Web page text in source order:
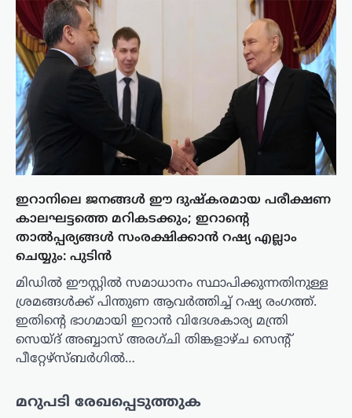
ഇറാനിലെ ജനങ്ങൾ ഈ ദുഷ്‌കരമായ പരീക്ഷണ
കാലഘട്ടത്തെ മറികടക്കും; ഇറാന്റെ
താൽപ്പര്യങ്ങൾ സംരക്ഷിക്കാൻ റഷ്യ എല്ലാം
ചെയ്യും: പുടിൻ
മിഡിൽ ഈസ്റ്റിൽ സമാധാനം സ്ഥാപിക്കുന്നതിനുള്ള
ശ്രമങ്ങൾക്ക് പിന്തുണ ആവർത്തിച്ച് റഷ്യ രംഗത്ത്.
ഇതിന്റെ ഭാഗമായി ഇറാൻ വിദേശകാര്യ മന്ത്രി
സെയ്ദ് അബ്ബാസ് അരഗ്ചി തിങ്കളാഴ്ച സെന്റ്
പീറ്റേഴ്‌സ്ബർഗിൽ…
മറുപടി രേഖപ്പെടുത്തുക